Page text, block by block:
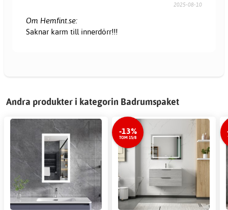
2025-08-10
Om Hemfint.se:
Saknar karm till innerdörr!!!
Andra produkter i kategorin Badrumspaket
-13%
TOM 15/8